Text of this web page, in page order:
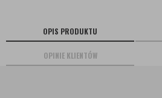
OPIS PRODUKTU
OPINIE KLIENTÓW